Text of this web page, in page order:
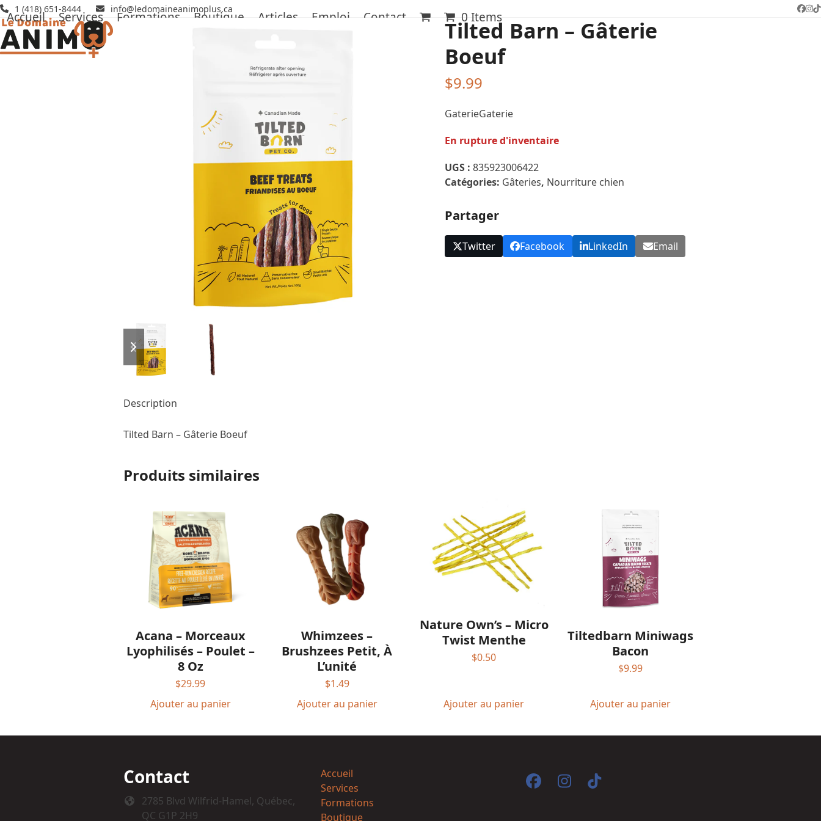
Skip
to
content
1 (418) 651-8444 info@ledomaineanimoplus.ca
Accueil Services Formations Boutique Articles Emploi Contact 0 Items
previous
slide
next
slide
Tilted Barn – Gâterie
Boeuf
$9.99
GaterieGaterie
En rupture d'inventaire
UGS :835923006422
Catégories: Gâteries, Nourriture chien
Partager
Twitter Facebook LinkedIn Email
Description
Tilted Barn – Gâterie Boeuf
Produits similaires
Acana – Morceaux
Lyophilisés – Poulet –
8 Oz
$29.99
Ajouter au panier
Whimzees –
Brushzees Petit, À
L’unité
$1.49
Ajouter au panier
Nature Own’s – Micro
Twist Menthe
$0.50
Ajouter au panier
Tiltedbarn Miniwags
Bacon
$9.99
Ajouter au panier
Contact
2785 Blvd Wilfrid-Hamel, Québec,
QC G1P 2H9
Accueil
Services
Formations
Boutique
Facebook
Instagram
Tiktok